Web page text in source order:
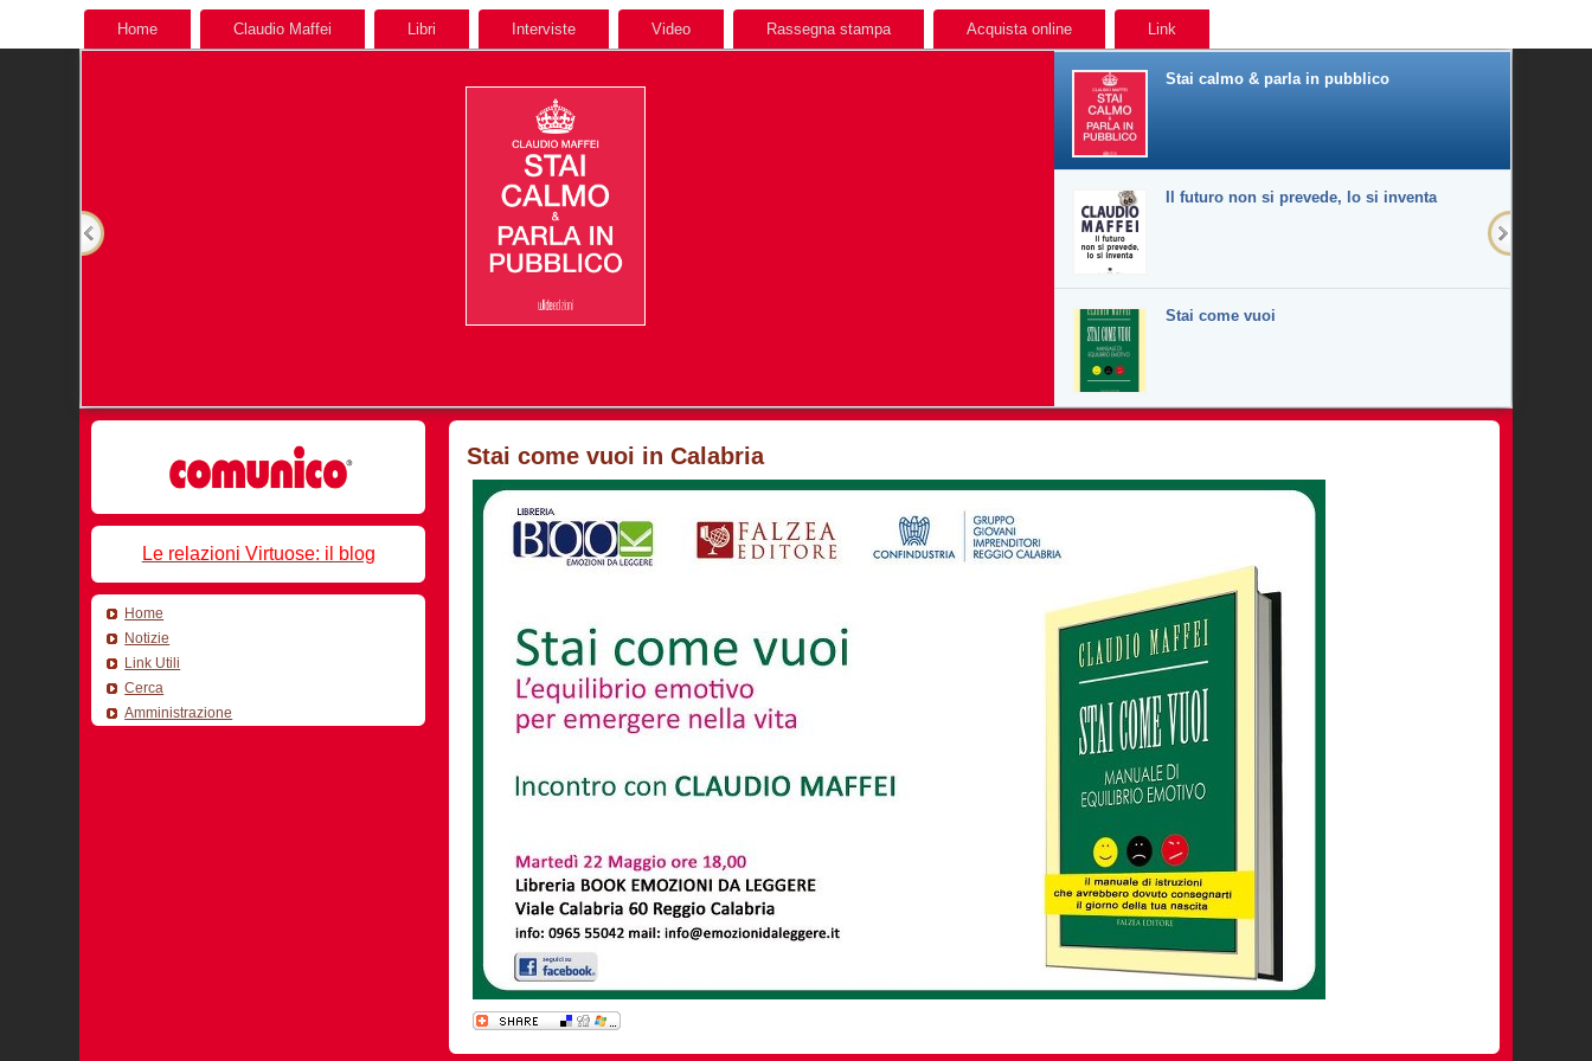
Home Claudio Maffei Libri Interviste Video Rassegna stampa Acquista online Link
Stai calmo & parla in pubblico
Il futuro non si prevede, lo si inventa
Stai come vuoi
Le relazioni Virtuose: il blog
Home
Notizie
Link Utili
Cerca
Amministrazione
Stai come vuoi in Calabria